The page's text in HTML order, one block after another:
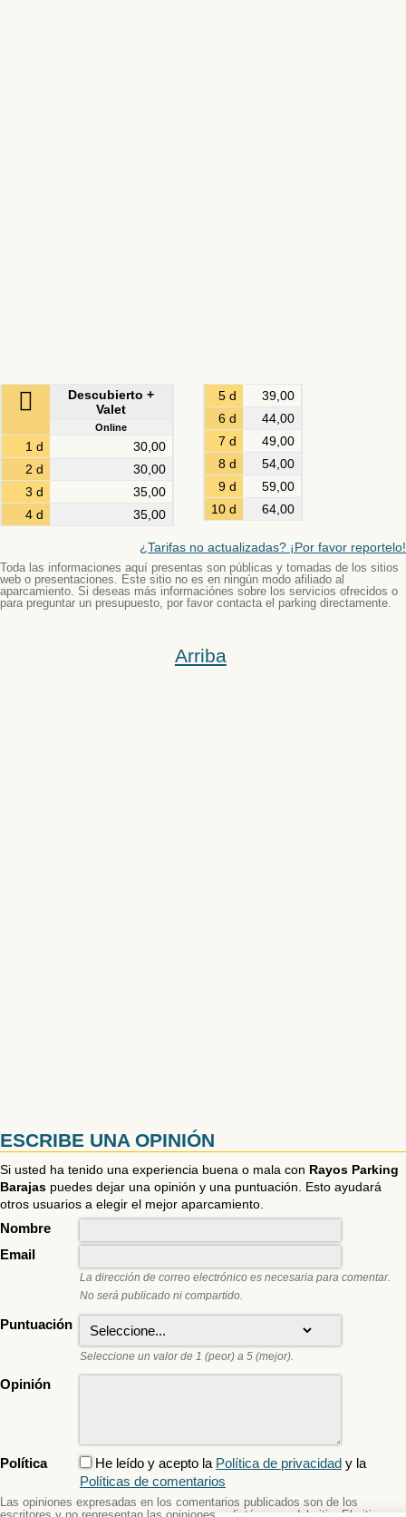
Descubierto +
Valet
Online
1 d
30,00
2 d
30,00
3 d
35,00
4 d
35,00
5 d
39,00
6 d
44,00
7 d
49,00
8 d
54,00
9 d
59,00
10 d
64,00
¿Tarifas no actualizadas? ¡Por favor reportelo!
Toda las informaciones aquí presentas son públicas y tomadas de los sitios
web o presentaciones. Este sitio no es en ningún modo afiliado al
aparcamiento. Si deseas más informaciónes sobre los servicios ofrecidos o
para preguntar un presupuesto, por favor contacta el parking directamente.
Arriba
ESCRIBE UNA OPINIÓN
Si usted ha tenido una experiencia buena o mala con Rayos Parking
Barajas puedes dejar una opinión y una puntuación. Esto ayudará
otros usuarios a elegir el mejor aparcamiento.
Nombre
Email
La dirección de correo electrónico es necesaria para comentar.
No será publicado ni compartido.
Puntuación
Seleccione un valor de 1 (peor) a 5 (mejor).
Opinión
Política He leído y acepto la Política de privacidad y la
Políticas de comentarios
Las opiniones expresadas en los comentarios publicados son de los